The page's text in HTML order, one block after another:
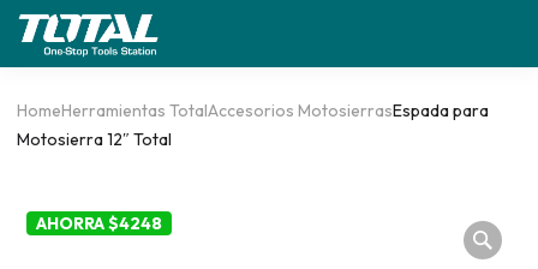
HomeHerramientas TotalAccesorios MotosierrasEspada para
Motosierra 12″ Total
AHORRA $4248